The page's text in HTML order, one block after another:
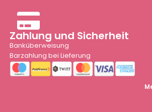
Zahlung und Sicherheit
Banküberweisung
Barzahlung bei Lieferung